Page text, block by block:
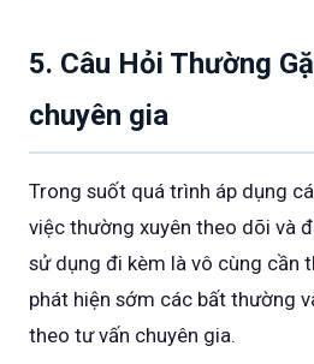
5. Câu Hỏi Thường
chuyên gia
Trong suốt quá trình áp dụng
việc thường xuyên theo dõi và
sử dụng đi kèm là vô cùng cần
phát hiện sớm các bất thường
theo tư vấn chuyên gia.